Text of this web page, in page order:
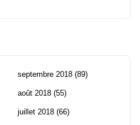
septembre 2018 (89)
août 2018 (55)
juillet 2018 (66)